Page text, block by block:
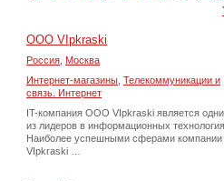
ООО VIpkraski
Россия Москва
Интернет-магазины Телекоммуникации и
связь. Интернет
IT-компания ООО VIpkraski является
из лидеров в информационных
Наиболее успешными сферами компании
VIpkraski …